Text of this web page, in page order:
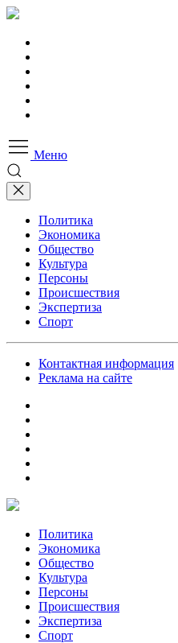
Меню
Политика
Экономика
Общество
Культура
Персоны
Происшествия
Экспертиза
Спорт
Контактная информация
Реклама на сайте
Политика
Экономика
Общество
Культура
Персоны
Происшествия
Экспертиза
Спорт